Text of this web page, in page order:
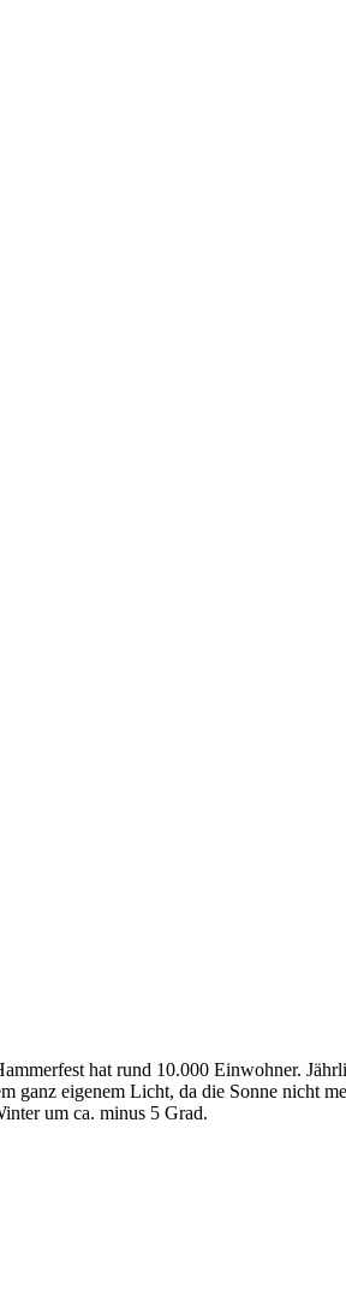
hat rund 10.000 Einwohner.
eigenem Licht, da die Sonne nicht
um ca. minus 5 Grad.